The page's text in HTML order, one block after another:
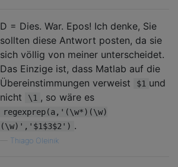
D = Dies. War. Epos! Ich denke, Sie
sollten diese Antwort posten, da sie
sich völlig von meiner unterscheidet.
Das Einzige ist, dass Matlab auf die
Übereinstimmungen verweist
$1 und
nicht
\1 , so wäre es
regexprep(a,'(\w*)(\w)
(\w)','$1$3$2') .
Thiago Oleinik